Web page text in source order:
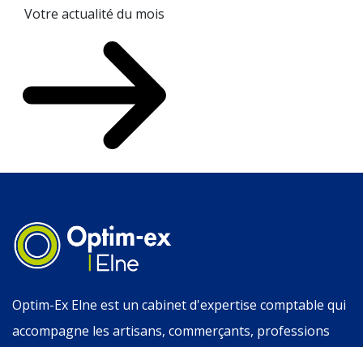
Votre actualité du mois
Optim-Ex Elne est un cabinet d'expertise comptable qui
accompagne les artisans, commerçants, professions